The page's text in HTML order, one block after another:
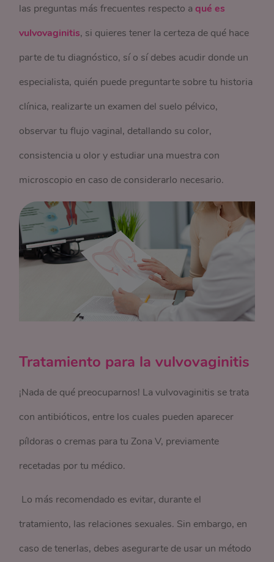
las preguntas más frecuentes respecto aqué es
vulvovaginitis, si quieres tener la certeza de qué hace
parte de tu diagnóstico, sí o sí debes acudir donde un
especialista, quién puede preguntarte sobre tu historia
clínica, realizarte un examen del suelo pélvico,
observar tu flujo vaginal, detallando su color,
consistencia u olor y estudiar una muestra con
microscopio en caso de considerarlo necesario.
Tratamiento para la vulvovaginitis
¡Nada de qué preocuparnos! La vulvovaginitis se trata
con antibióticos, entre los cuales pueden aparecer
píldoras o cremas para tu Zona V, previamente
recetadas por tu médico.
Lo más recomendado es evitar, durante el
tratamiento, las relaciones sexuales. Sin embargo, en
caso de tenerlas, debes asegurarte de usar un método